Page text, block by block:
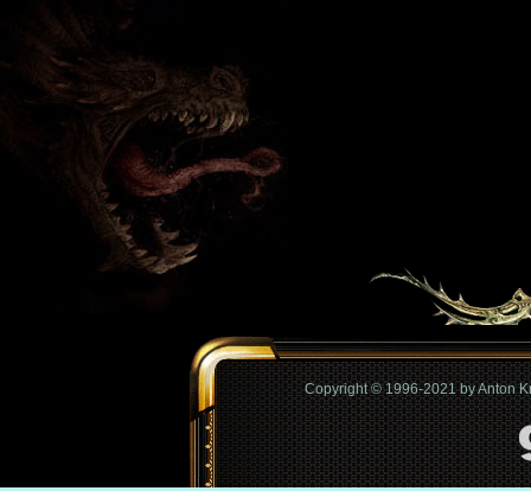
Copyright © 1996-2021 by Anton